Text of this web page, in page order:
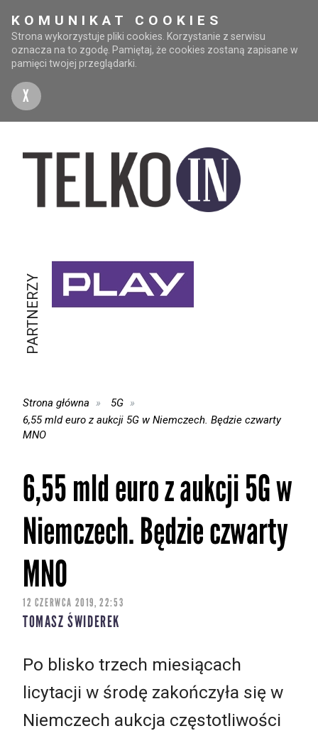
KOMUNIKAT COOKIES
Strona wykorzystuje pliki cookies. Korzystanie z serwisu
oznacza na to zgodę. Pamiętaj, że cookies zostaną zapisane w
pamięci twojej przeglądarki.
X
PARTNERZY
Strona główna
5G
6,55 mld euro z aukcji 5G w Niemczech. Będzie czwarty
MNO
6,55 mld euro z aukcji 5G w
Niemczech. Będzie czwarty
MNO
12 CZERWCA 2019, 22:53
TOMASZ ŚWIDEREK
Po blisko trzech miesiącach
licytacji w środę zakończyła się w
Niemczech aukcja częstotliwości